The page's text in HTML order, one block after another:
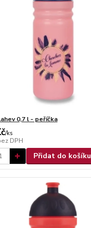
0,7 l - peříčka
/ks
DPH
Přidat do košíku